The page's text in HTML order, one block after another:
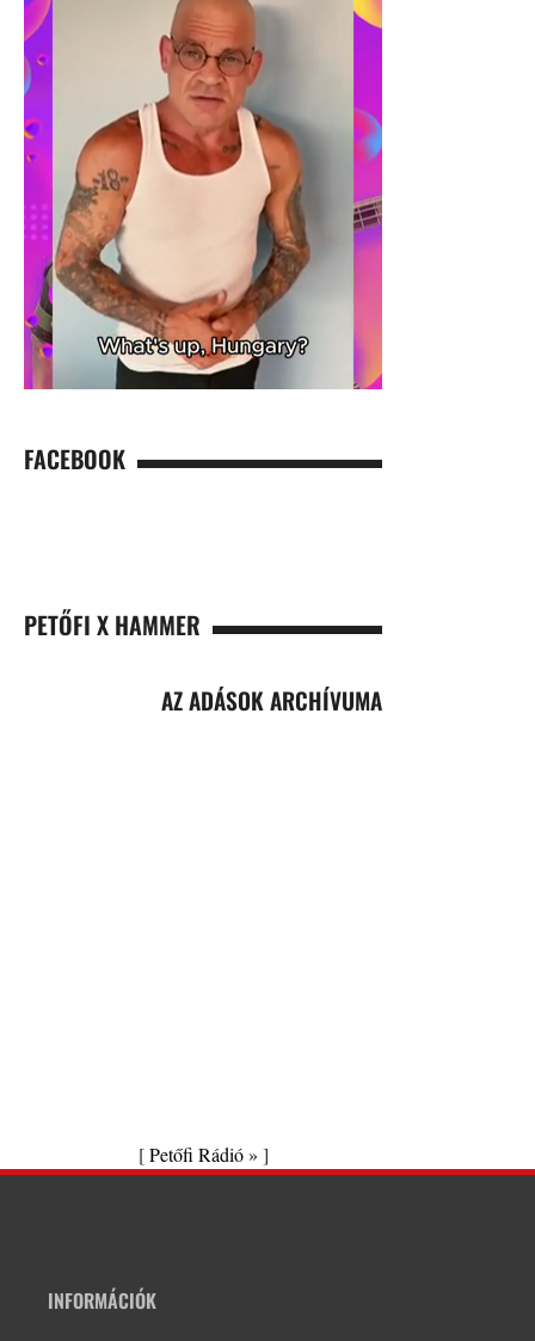
FACEBOOK
PETŐFI X HAMMER
AZ ADÁSOK ARCHÍVUMA
[Petőfi Rádió » ]
INFORMÁCIÓK